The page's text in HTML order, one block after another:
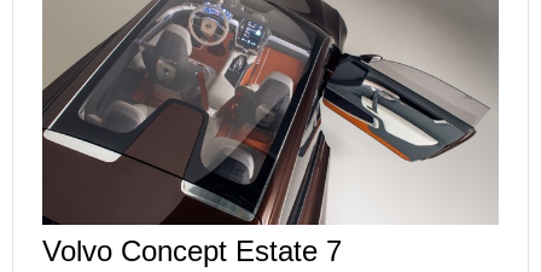
Volvo Concept Estate 7